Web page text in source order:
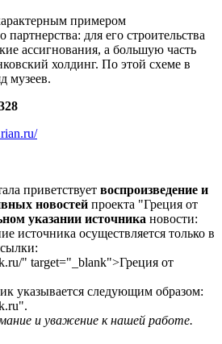
примером
партнерства: для его строительства
ассигнования, а большую часть
холдинг. По этой схеме в
музеев.
приветствует воспроизведение и
новостей проекта "Греция от
указании источника новости:
источника осуществляется только в
" target="_blank">Греция от
указывается следующим образом:
и уважение к нашей работе.